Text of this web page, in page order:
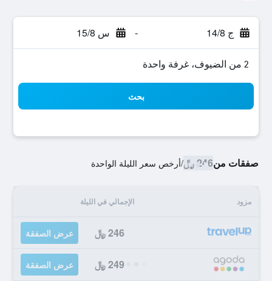
ج 14/8 - س 15/8
2 من الضيوف، غرفة واحدة
بحث
صفقات من246 ﷼ /أرخص سعر الليلة الواحدة
مزود الإجمالي في الليلة
246 ﷼ عرض الصفقة
249 ﷼ عرض الصفقة